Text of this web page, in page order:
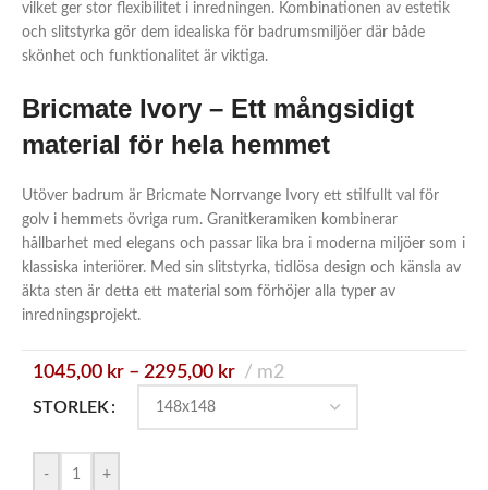
vilket ger stor flexibilitet i inredningen. Kombinationen av estetik
och slitstyrka gör dem idealiska för badrumsmiljöer där både
skönhet och funktionalitet är viktiga.
Bricmate Ivory – Ett mångsidigt
material för hela hemmet
Utöver badrum är Bricmate Norrvange Ivory ett stilfullt val för
golv i hemmets övriga rum. Granitkeramiken kombinerar
hållbarhet med elegans och passar lika bra i moderna miljöer som i
klassiska interiörer. Med sin slitstyrka, tidlösa design och känsla av
äkta sten är detta ett material som förhöjer alla typer av
inredningsprojekt.
1045,00 kr – 2295,00 kr m2
STORLEK
- +